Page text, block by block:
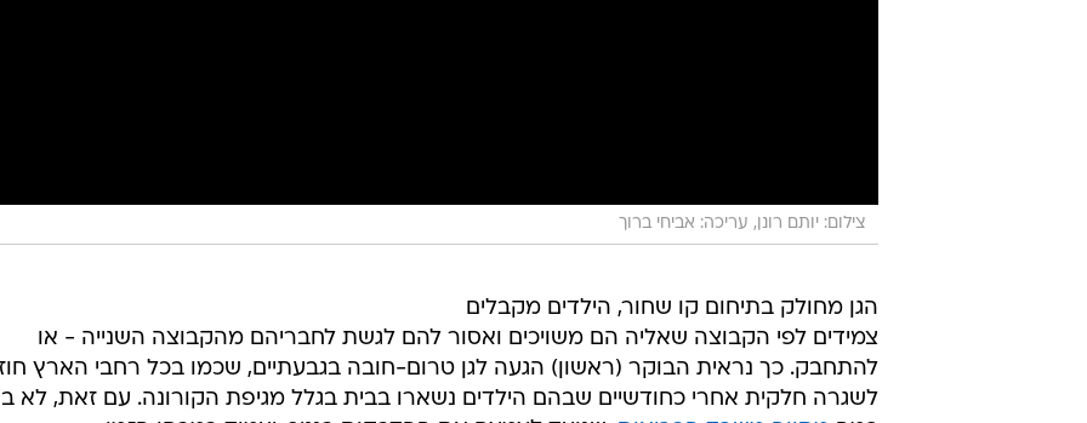
צילום: יותם רונן, עריכה: אביחי ברוך
הגן מחולק בתיחום קו שחור, הילדים מקבלים
צמידים לפי הקבוצה שאליה הם משויכים ואסור להם לגשת לחבריהם מהקבוצה השנייה - או
להתחבק. כך נראית הבוקר (ראשון) הגעה לגן טרום-חובה בגבעתיים, שכמו בכל רחבי הארץ
לשגרה חלקית אחרי כחודשיים שבהם הילדים נשארו בבית בגלל מגיפת הקורונה. עם זאת, לא